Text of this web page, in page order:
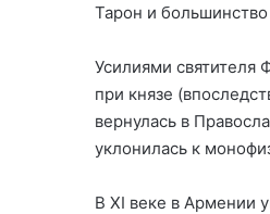
Тарон и
Усилиями святителя
при князе
вернулась в
уклонилась к
В XI веке в Армении